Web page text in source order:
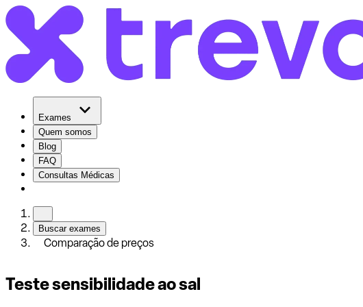
Exames
Quem somos
Blog
FAQ
Consultas Médicas
Buscar exames
Comparação de preços
Teste sensibilidade ao sal